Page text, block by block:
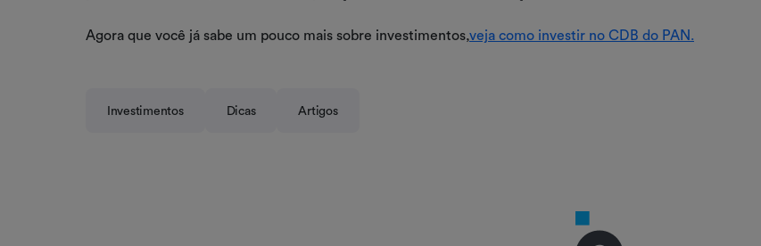
Agora que você já sabe um pouco mais sobre investimentos,veja como investir no CDB do PAN.
Investimentos Dicas Artigos